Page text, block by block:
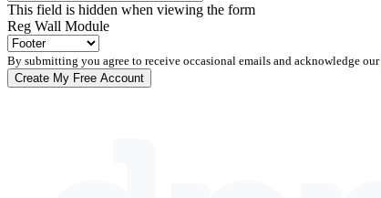
This field is hidden when viewing the form
Reg Wall Module
By submitting you agree to receive occasional emails and acknowledge our